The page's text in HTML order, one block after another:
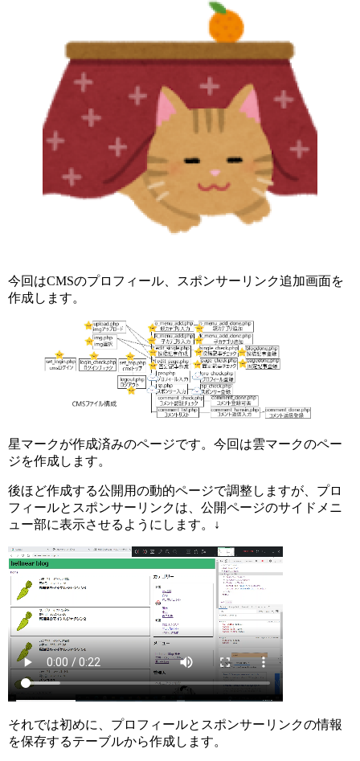
今回はCMSのプロフィール、スポンサーリンク追加画面を
作成します。
星マークが作成済みのページです。今回は雲マークのペー
ジを作成します。
後ほど作成する公開用の動的ページで調整しますが、プロ
フィールとスポンサーリンクは、公開ページのサイドメニ
ュー部に表示させるようにします。↓
それでは初めに、プロフィールとスポンサーリンクの情報
を保存するテーブルから作成します。